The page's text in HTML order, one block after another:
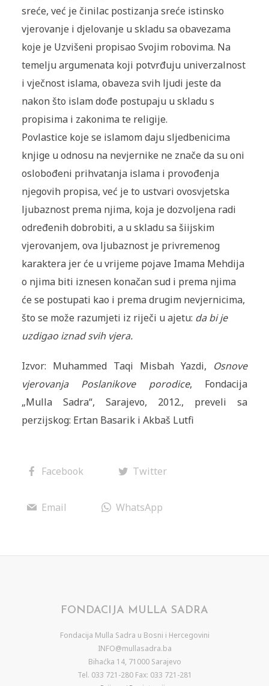
sreće, već je činilac postizanja sreće istinsko
vjerovanje i djelovanje u skladu sa obavezama
koje je Uzvišeni propisao Svojim robovima. Na
temelju argumenata koji potvrđuju univerzalnost
i vječnost islama, obaveza svih ljudi jeste da
nakon što islam dođe postupaju u skladu s
propisima i zakonima te religije.
Povlastice koje se islamom daju sljedbenicima
knjige u odnosu na nevjernike ne znače da su oni
oslobođeni prihvatanja islama i provođenja
njegovih propisa, već je to ustvari ovosvjetska
ljubaznost prema njima, koja je dozvoljena radi
određenih dobrobiti, a u skladu sa šiijskim
vjerovanjem, ova ljubaznost je privremenog
karaktera jer će u vrijeme pojave Imama Mehdija
o njima biti iznesen konačan sud i prema njima
će se postupati kao i prema drugim nevjernicima,
što se može razumjeti iz riječi u ajetu: da bi je
uzdigao iznad svih vjera.
Izvor: Muhammed Taqi Misbah Yazdi, Osnove
vjerovanja Poslanikove porodice, Fondacija
„Mulla Sadra“, Sarajevo, 2012., preveli sa
perzijskog: Ertan Basarik i Akbaš Lutfi
Facebook Twitter
Email WhatsApp
FONDACIJA MULLA SADRA
Fondacija Mulla Sadra u Bosni i Hercegovini
INFO@mullasadra.ba
Bihaćka 14, 71000 Sarajevo
Tel. 033 721-280 Fax: 033 721-281